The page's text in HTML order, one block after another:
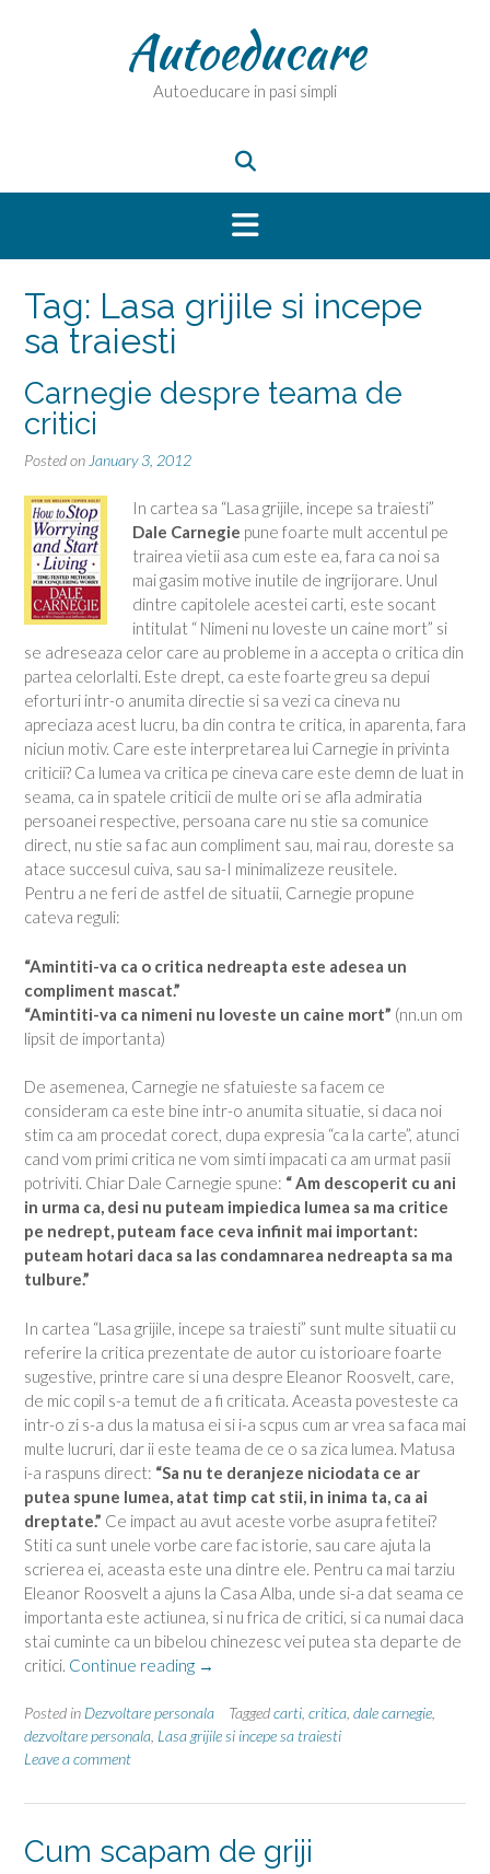
Autoeducare
Autoeducare in pasi simpli
Tag: Lasa grijile si incepe
sa traiesti
Carnegie despre teama de
critici
Posted on January 3, 2012
In cartea sa “Lasa grijile, incepe sa traiesti”
Dale Carnegie pune foarte mult accentul pe
trairea vietii asa cum este ea, fara ca noi sa
mai gasim motive inutile de ingrijorare. Unul
dintre capitolele acestei carti, este socant
intitulat “ Nimeni nu loveste un caine mort” si
se adreseaza celor care au probleme in a accepta o critica din
partea celorlalti. Este drept, ca este foarte greu sa depui
eforturi intr-o anumita directie si sa vezi ca cineva nu
apreciaza acest lucru, ba din contra te critica, in aparenta, fara
niciun motiv. Care este interpretarea lui Carnegie in privinta
criticii? Ca lumea va critica pe cineva care este demn de luat in
seama, ca in spatele criticii de multe ori se afla admiratia
persoanei respective, persoana care nu stie sa comunice
direct, nu stie sa fac aun compliment sau, mai rau, doreste sa
atace succesul cuiva, sau sa-I minimalizeze reusitele.
Pentru a ne feri de astfel de situatii, Carnegie propune
cateva reguli:
“Amintiti-va ca o critica nedreapta este adesea un
compliment mascat.”
“Amintiti-va ca nimeni nu loveste un caine mort” (nn.un om
lipsit de importanta)
De asemenea, Carnegie ne sfatuieste sa facem ce
consideram ca este bine intr-o anumita situatie, si daca noi
stim ca am procedat corect, dupa expresia “ca la carte”, atunci
cand vom primi critica ne vom simti impacati ca am urmat pasii
potriviti. Chiar Dale Carnegie spune: “ Am descoperit cu ani
in urma ca, desi nu puteam impiedica lumea sa ma critice
pe nedrept, puteam face ceva infinit mai important:
puteam hotari daca sa las condamnarea nedreapta sa ma
tulbure.”
In cartea “Lasa grijile, incepe sa traiesti” sunt multe situatii cu
referire la critica prezentate de autor cu istorioare foarte
sugestive, printre care si una despre Eleanor Roosvelt, care,
de mic copil s-a temut de a fi criticata. Aceasta povesteste ca
intr-o zi s-a dus la matusa ei si i-a scpus cum ar vrea sa faca mai
multe lucruri, dar ii este teama de ce o sa zica lumea. Matusa
i-a raspuns direct: “Sa nu te deranjeze niciodata ce ar
putea spune lumea, atat timp cat stii, in inima ta, ca ai
dreptate.” Ce impact au avut aceste vorbe asupra fetitei?
Stiti ca sunt unele vorbe care fac istorie, sau care ajuta la
scrierea ei, aceasta este una dintre ele. Pentru ca mai tarziu
Eleanor Roosvelt a ajuns la Casa Alba, unde si-a dat seama ce
importanta este actiunea, si nu frica de critici, si ca numai daca
stai cuminte ca un bibelou chinezesc vei putea sta departe de
critici. Continue reading
“Carnegie
teama
de
→
Posted in Dezvoltare personala Taggedcarti critica dale carnegie
dezvoltare personala Lasa grijile si incepe sa traiesti
Leave a comment
Cum scapam de griji